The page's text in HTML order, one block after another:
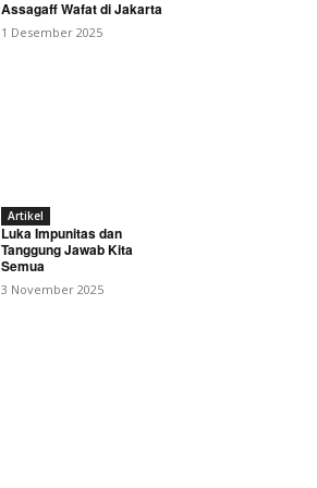
Assagaff Wafat di Jakarta
1 Desember 2025
Artikel
Luka Impunitas dan
Tanggung Jawab Kita
Semua
3 November 2025